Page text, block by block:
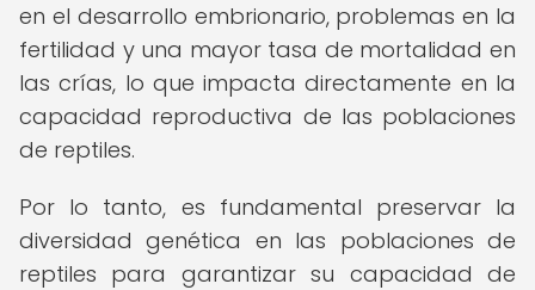
en el desarrollo embrionario, problemas en la
fertilidad y una mayor tasa de mortalidad en
las crías, lo que impacta directamente en la
capacidad reproductiva de las poblaciones
de reptiles.
Por lo tanto, es fundamental preservar la
diversidad genética en las poblaciones de
reptiles para garantizar su capacidad de